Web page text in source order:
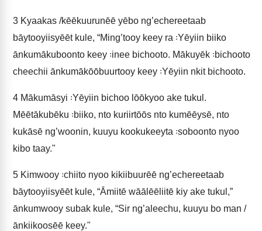
3 Kyaakas /kēēkuurunēē yēbo ng’echereetaab
bāytooyiisyēēt kule, “Ming’tooy keey ra ꞉Yēyiin biiko
ānkumākuboonto keey ꞉inee bichooto. Mākuyēk ꞉bichooto
cheechii ānkumākōōbuurtooy keey ꞉Yēyiin nkit bichooto.
4 Mākumāsyi ꞉Yēyiin bichoo lōōkyoo ake tukul.
Mēētākubēku ꞉biiko, nto kuriirtōōs nto kumēēysē, nto
kukāsē ng’woonin, kuuyu kookukeeyta ꞉soboonto nyoo
kibo taay."
5 Kimwooy ꞉chiito nyoo kikiibuurēē ng’echereetaab
bāytooyiisyēēt kule, “Āmiitē wāālēēliitē kiy ake tukul,”
ānkumwooy subak kule, “Sir ng’aleechu, kuuyu bo man /
ānkiikoosēē keey."